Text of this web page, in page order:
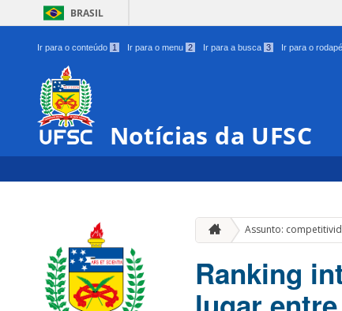
BRASIL
Ir para o conteúdo 1 Ir para o menu 2 Ir para a busca 3 Ir para o rodapé
Notícias da UFSC
Assunto:
Ranking